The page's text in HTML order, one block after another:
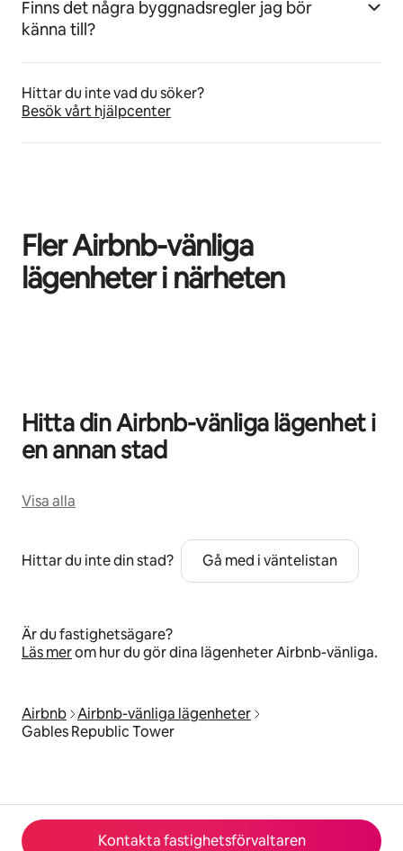
Kontakta fastighetsförvaltaren
Finns det några byggnadsregler jag bör
känna till?
Hittar du inte vad du söker?
Besök vårt hjälpcenter
Fler Airbnb-vänliga
lägenheter i närheten
Hitta din Airbnb-vänliga lägenhet i
en annan stad
Visa alla
Hittar du inte din stad? Gå med i väntelistan
Är du fastighetsägare?
Läs merom hur du gör dina lägenheter Airbnb-vänliga.
Airbnb Airbnb-vänliga lägenheter
Gables Republic Tower